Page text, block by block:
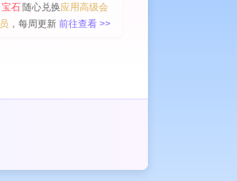
宝石随心兑换应用高级会
员 ，每周更新 前往查看 >>